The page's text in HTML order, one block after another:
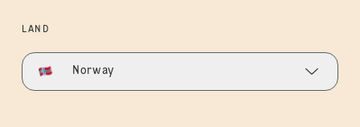
LAND
Norway